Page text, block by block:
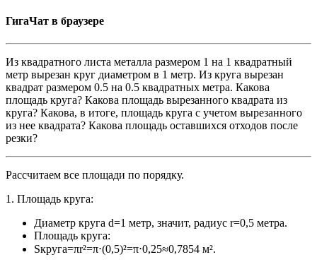
ГигаЧат в браузере
Из квадратного листа металла размером 1 на 1 квадратный
метр вырезан круг диаметром в 1 метр. Из круга вырезан
квадрат размером 0.5 на 0.5 квадратных метра. Какова
площадь круга? Какова площадь вырезанного квадрата из
круга? Какова, в итоге, площадь круга с учетом вырезанного
из нее квадрата? Какова площадь оставшихся отходов после
резки?
Рассчитаем все площади по порядку.
1. Площадь круга:
Диаметр круга d=1 метр, значит, радиус r=0,5 метра.
Площадь круга:
Sкруга=πr²=π⋅(0,5)²=π⋅0,25≈0,7854 м².